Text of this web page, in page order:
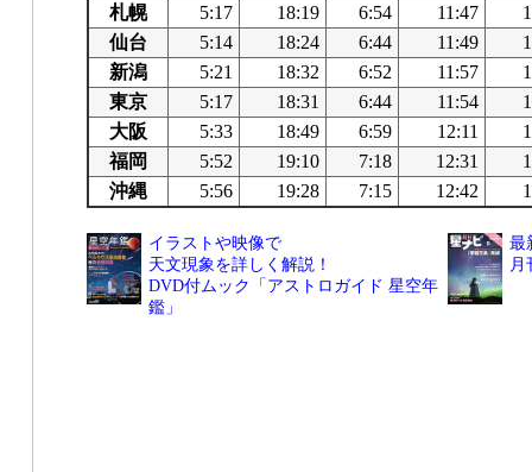
札幌
5:17 18:19 6:54 11:47
仙台
5:14 18:24 6:44 11:49
新潟
5:21 18:32 6:52 11:57
東京
5:17 18:31 6:44 11:54
大阪
5:33 18:49 6:59 12:11
福岡
5:52 19:10 7:18 12:31
沖縄
5:56 19:28 7:15 12:42
イラストや映像で
天文現象を詳しく解説！
DVD付ムック「アストロガイド 星空年
鑑」
最
月